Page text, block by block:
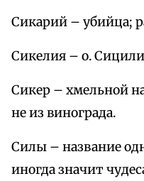
Сикарий – убийца;
Сикелия – о.
Сикер – хмельной
не из винограда.
Силы – название
иногда значит